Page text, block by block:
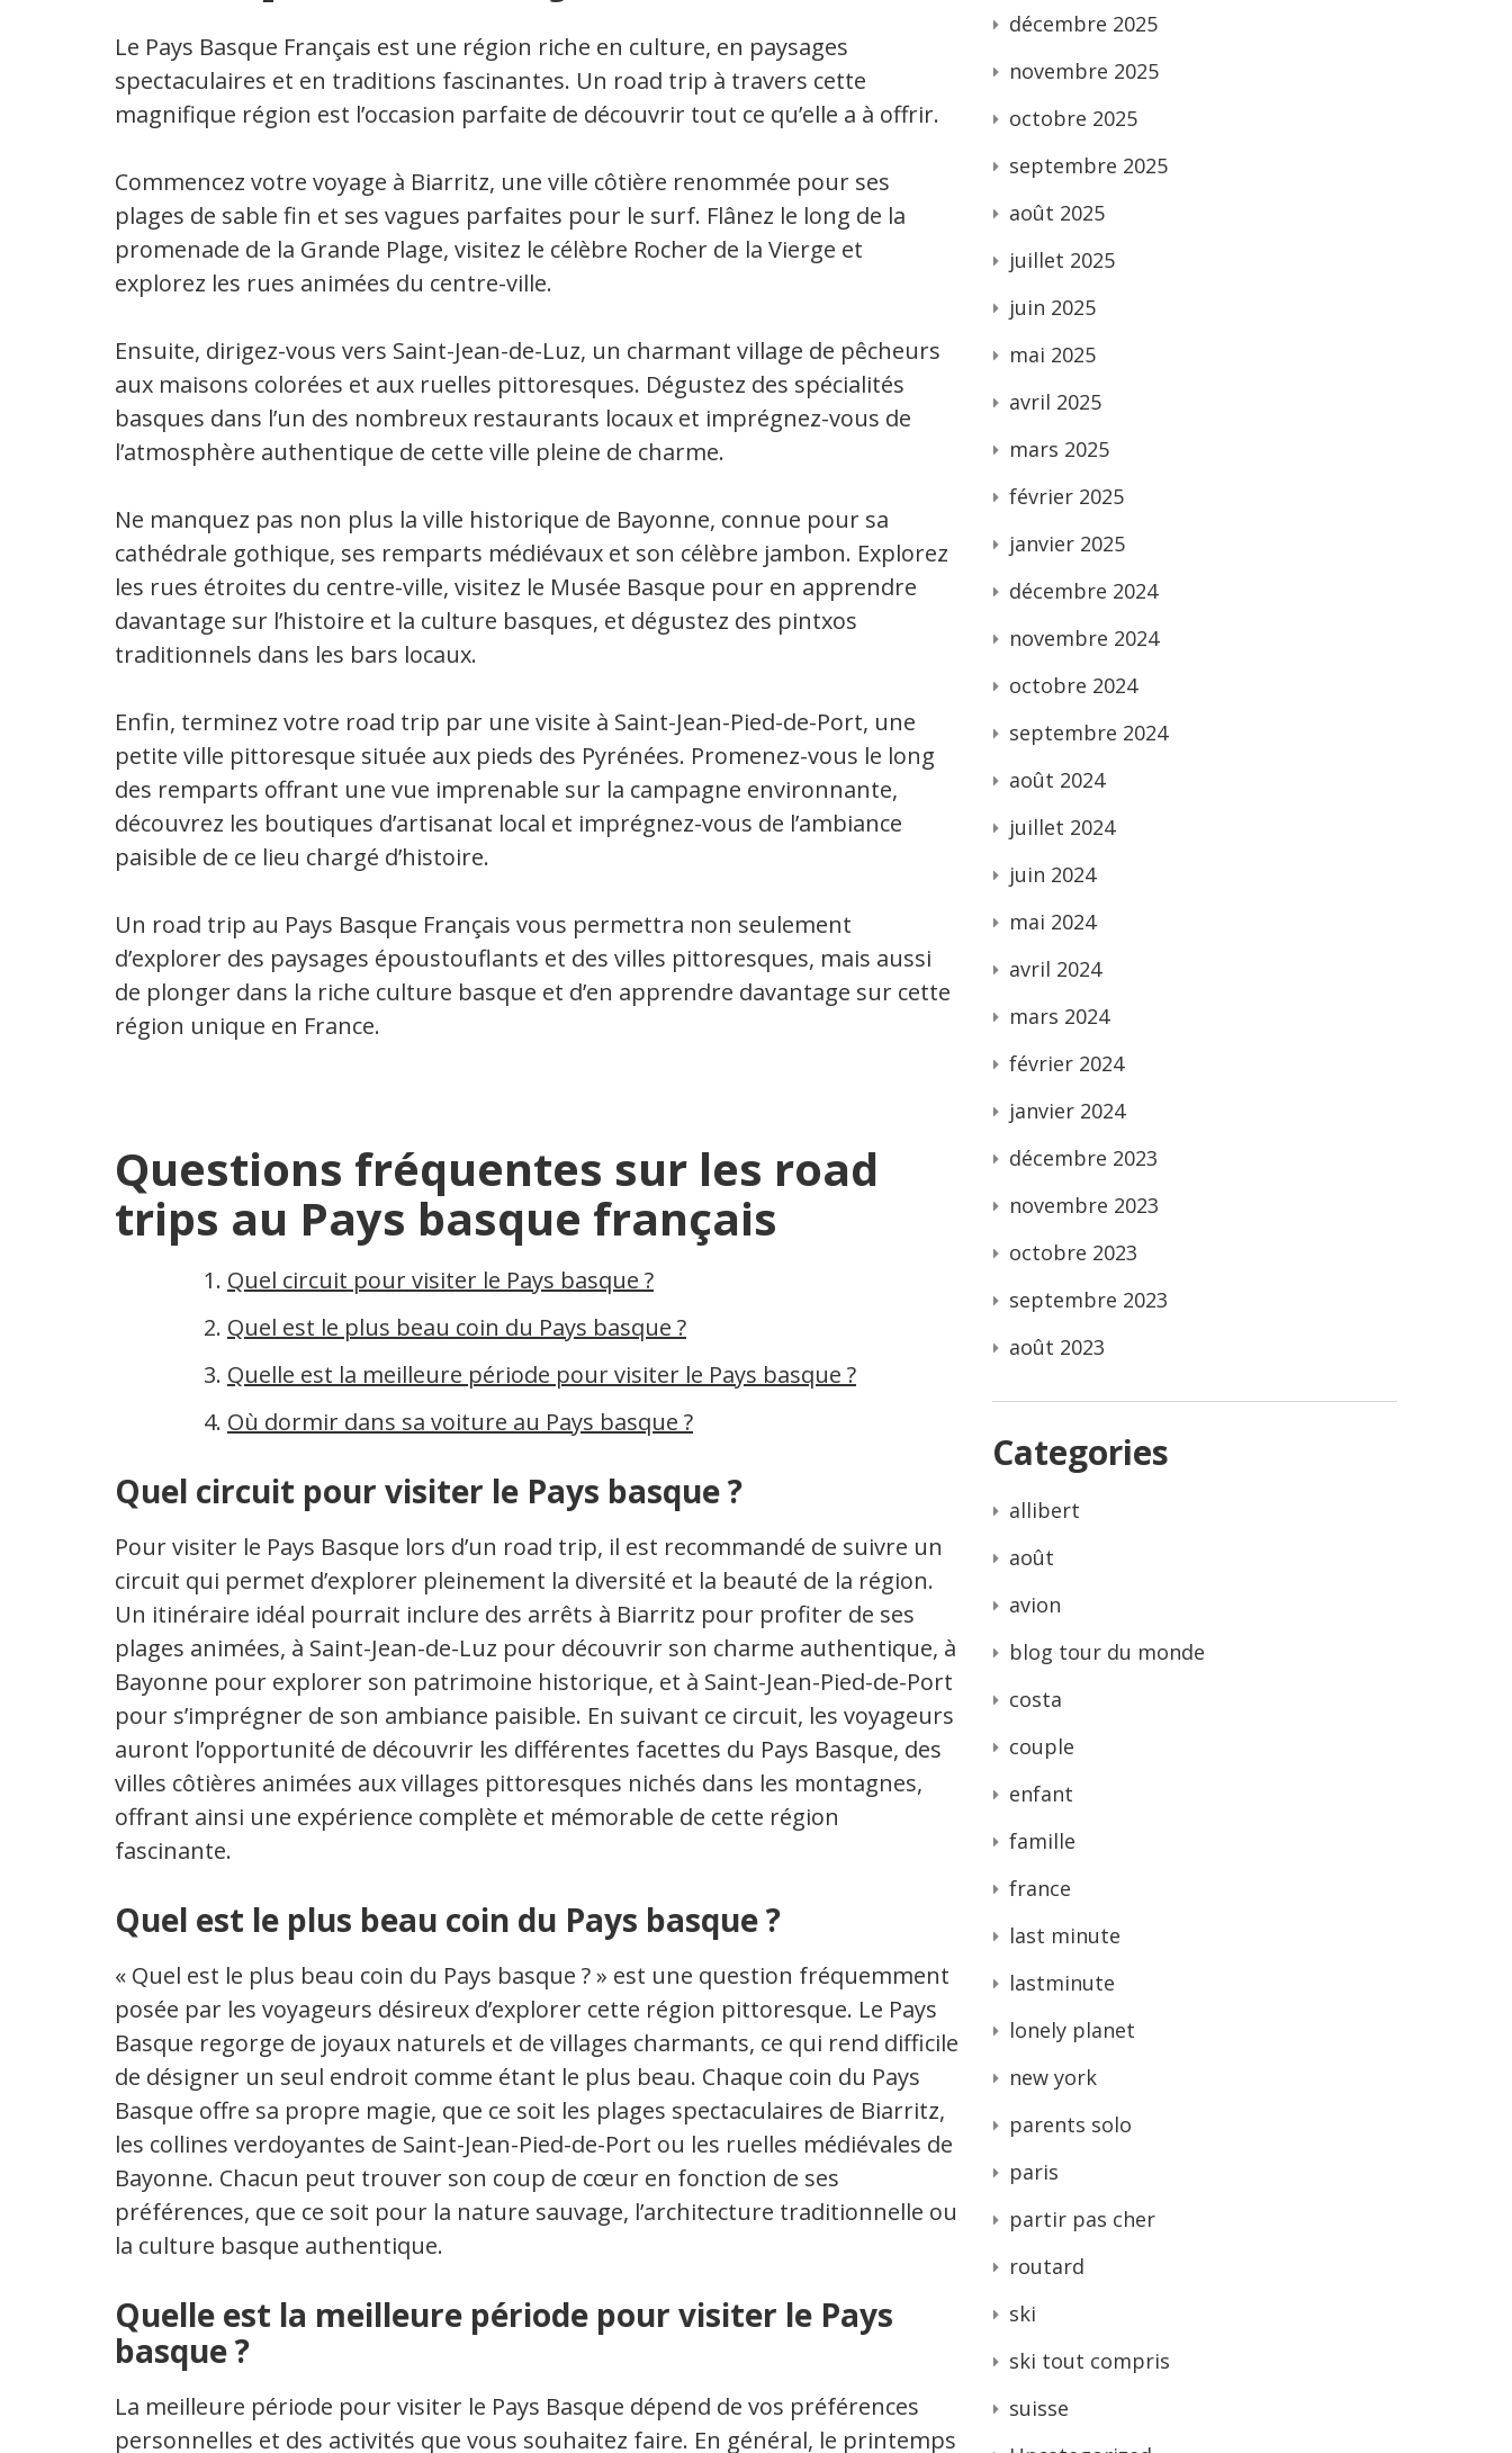
Le Pays Basque Français est une région riche en culture, en paysages
spectaculaires et en traditions fascinantes. Un road trip à travers cette
magnifique région est l’occasion parfaite de découvrir tout ce qu’elle a à offrir.
Commencez votre voyage à Biarritz, une ville côtière renommée pour ses
plages de sable fin et ses vagues parfaites pour le surf. Flânez le long de la
promenade de la Grande Plage, visitez le célèbre Rocher de la Vierge et
explorez les rues animées du centre-ville.
Ensuite, dirigez-vous vers Saint-Jean-de-Luz, un charmant village de pêcheurs
aux maisons colorées et aux ruelles pittoresques. Dégustez des spécialités
basques dans l’un des nombreux restaurants locaux et imprégnez-vous de
l’atmosphère authentique de cette ville pleine de charme.
Ne manquez pas non plus la ville historique de Bayonne, connue pour sa
cathédrale gothique, ses remparts médiévaux et son célèbre jambon. Explorez
les rues étroites du centre-ville, visitez le Musée Basque pour en apprendre
davantage sur l’histoire et la culture basques, et dégustez des pintxos
traditionnels dans les bars locaux.
Enfin, terminez votre road trip par une visite à Saint-Jean-Pied-de-Port, une
petite ville pittoresque située aux pieds des Pyrénées. Promenez-vous le long
des remparts offrant une vue imprenable sur la campagne environnante,
découvrez les boutiques d’artisanat local et imprégnez-vous de l’ambiance
paisible de ce lieu chargé d’histoire.
Un road trip au Pays Basque Français vous permettra non seulement
d’explorer des paysages époustouflants et des villes pittoresques, mais aussi
de plonger dans la riche culture basque et d’en apprendre davantage sur cette
région unique en France.
Questions fréquentes sur les road
trips au Pays basque français
Quel circuit pour visiter le Pays basque ?
Quel est le plus beau coin du Pays basque ?
Quelle est la meilleure période pour visiter le Pays basque ?
Où dormir dans sa voiture au Pays basque ?
Quel circuit pour visiter le Pays basque ?
Pour visiter le Pays Basque lors d’un road trip, il est recommandé de suivre un
circuit qui permet d’explorer pleinement la diversité et la beauté de la région.
Un itinéraire idéal pourrait inclure des arrêts à Biarritz pour profiter de ses
plages animées, à Saint-Jean-de-Luz pour découvrir son charme authentique, à
Bayonne pour explorer son patrimoine historique, et à Saint-Jean-Pied-de-Port
pour s’imprégner de son ambiance paisible. En suivant ce circuit, les voyageurs
auront l’opportunité de découvrir les différentes facettes du Pays Basque, des
villes côtières animées aux villages pittoresques nichés dans les montagnes,
offrant ainsi une expérience complète et mémorable de cette région
fascinante.
Quel est le plus beau coin du Pays basque ?
« Quel est le plus beau coin du Pays basque ? » est une question fréquemment
posée par les voyageurs désireux d’explorer cette région pittoresque. Le Pays
Basque regorge de joyaux naturels et de villages charmants, ce qui rend difficile
de désigner un seul endroit comme étant le plus beau. Chaque coin du Pays
Basque offre sa propre magie, que ce soit les plages spectaculaires de Biarritz,
les collines verdoyantes de Saint-Jean-Pied-de-Port ou les ruelles médiévales de
Bayonne. Chacun peut trouver son coup de cœur en fonction de ses
préférences, que ce soit pour la nature sauvage, l’architecture traditionnelle ou
la culture basque authentique.
Quelle est la meilleure période pour visiter le Pays
basque ?
La meilleure période pour visiter le Pays Basque dépend de vos préférences
personnelles et des activités que vous souhaitez faire. En général, le printemps
décembre 2025
novembre 2025
octobre 2025
septembre 2025
août 2025
juillet 2025
juin 2025
mai 2025
avril 2025
mars 2025
février 2025
janvier 2025
décembre 2024
novembre 2024
octobre 2024
septembre 2024
août 2024
juillet 2024
juin 2024
mai 2024
avril 2024
mars 2024
février 2024
janvier 2024
décembre 2023
novembre 2023
octobre 2023
septembre 2023
août 2023
Categories
allibert
août
avion
blog tour du monde
costa
couple
enfant
famille
france
last minute
lastminute
lonely planet
new york
parents solo
paris
partir pas cher
routard
ski
ski tout compris
suisse